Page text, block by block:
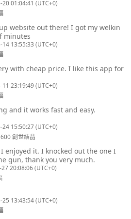
01:04:41 (UTC+0)
website out there! I got my welkin
minutes
13:55:33 (UTC+0)
with cheap price. I like this app for
23:19:49 (UTC+0)
and it works fast and easy.
15:50:27 (UTC+0)
創世結晶
enjoyed it. I knocked out the one I
gun, thank you very much.
20:08:06 (UTC+0)
13:43:54 (UTC+0)